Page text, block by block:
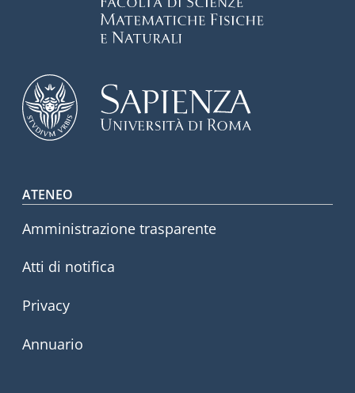
Footer menu
ATENEO
Amministrazione trasparente
Atti di notifica
Privacy
Annuario